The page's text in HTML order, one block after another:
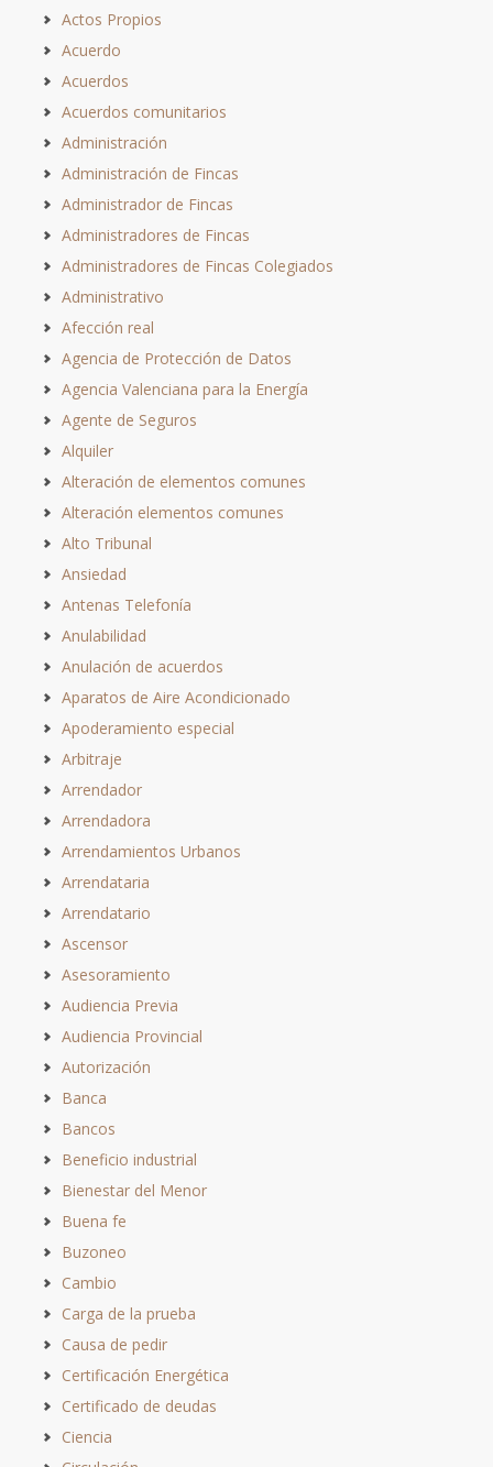
Actos Propios
Acuerdo
Acuerdos
Acuerdos comunitarios
Administración
Administración de Fincas
Administrador de Fincas
Administradores de Fincas
Administradores de Fincas Colegiados
Administrativo
Afección real
Agencia de Protección de Datos
Agencia Valenciana para la Energía
Agente de Seguros
Alquiler
Alteración de elementos comunes
Alteración elementos comunes
Alto Tribunal
Ansiedad
Antenas Telefonía
Anulabilidad
Anulación de acuerdos
Aparatos de Aire Acondicionado
Apoderamiento especial
Arbitraje
Arrendador
Arrendadora
Arrendamientos Urbanos
Arrendataria
Arrendatario
Ascensor
Asesoramiento
Audiencia Previa
Audiencia Provincial
Autorización
Banca
Bancos
Beneficio industrial
Bienestar del Menor
Buena fe
Buzoneo
Cambio
Carga de la prueba
Causa de pedir
Certificación Energética
Certificado de deudas
Ciencia